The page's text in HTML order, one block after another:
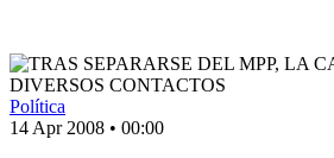
Política
14 Apr 2008 • 00:00